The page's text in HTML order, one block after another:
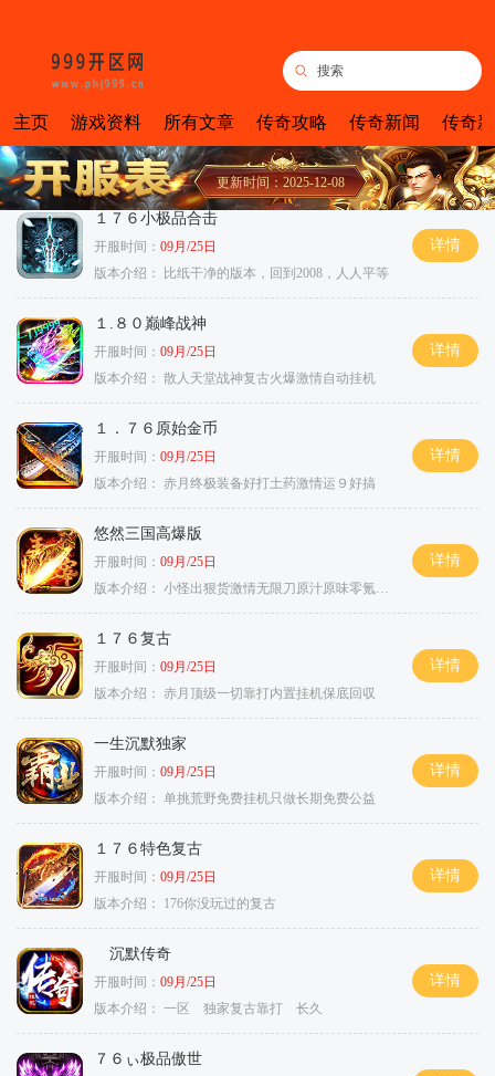
主页 游戏资料 所有文章 传奇攻略 传奇新闻 传奇
更新时间：2025-12-08
１７６小极品合击
开服时间： 09月/25日
版本介绍：
比纸干净的版本，回到2008，人人平等
详情
１.８０巅峰战神
开服时间： 09月/25日
版本介绍： 散人天堂战神复古火爆激情自动挂机
详情
１．７６原始金币
开服时间： 09月/25日
版本介绍： 赤月终极装备好打土药激情运９好搞
详情
悠然三国高爆版
开服时间： 09月/25日
版本介绍： 小怪出狠货激情无限刀原汁原味零氪通关
详情
１７６复古
开服时间： 09月/25日
版本介绍： 赤月顶级一切靠打内置挂机保底回収
详情
一生沉默独家
开服时间： 09月/25日
版本介绍： 单挑荒野免费挂机只做长期免费公益
详情
１７６特色复古
开服时间： 09月/25日
版本介绍：
176你没玩过的复古
详情
沉默传奇
开服时间： 09月/25日
版本介绍： 一区 独家复古靠打 长久
详情
７６ぃ极品傲世